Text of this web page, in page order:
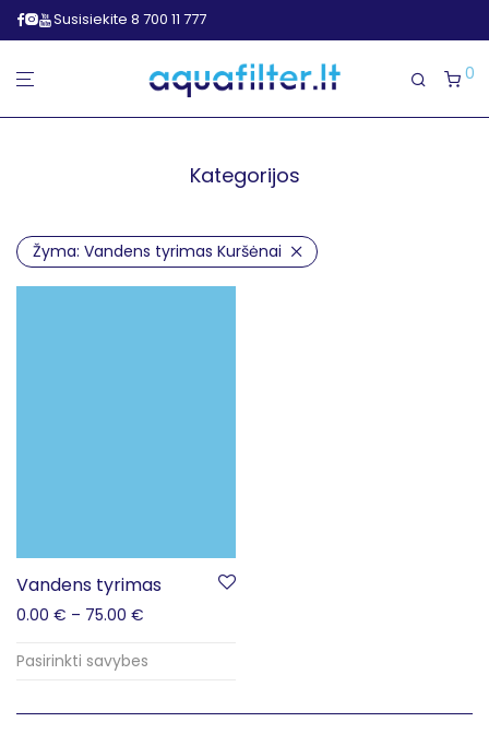
Susisiekite 8 700 11 777
0
Kategorijos
Žyma: Vandens tyrimas Kuršėnai
Vandens tyrimas
0.00 € – 75.00 €
Pasirinkti savybes